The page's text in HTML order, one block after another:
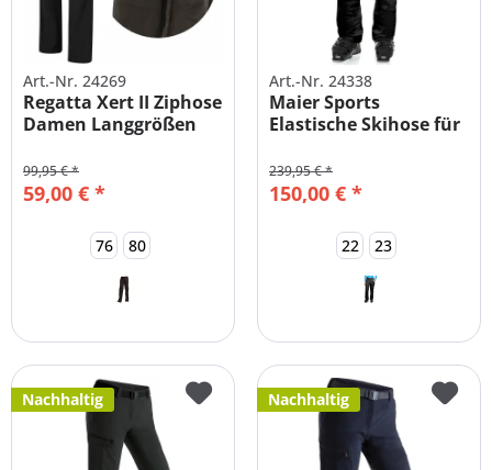
Art.-Nr. 24269
Regatta Xert II Ziphose
Damen Langgrößen
59,00 € *
99,95 € *
76 80
Art.-Nr. 24338
Maier Sports
Elastische Skihose für
150,00 € *
239,95 € *
22 23
Nachhaltig Nachhaltig